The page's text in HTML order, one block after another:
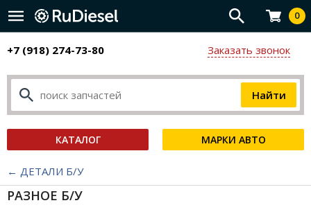
0
+7 (918) 274-73-80 Заказать звонок
КАТАЛОГ МАРКИ АВТО
← ДЕТАЛИ Б/У
РАЗНОЕ Б/У